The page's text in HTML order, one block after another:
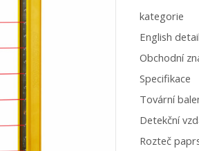
kategorie
English
Obchodní
Specifikace
Tovární
Detekční
Rozteč